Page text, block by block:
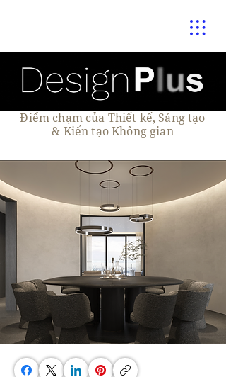
Điểm chạm của Thiết kế, Sáng tạo
& Kiến tạo Không gian